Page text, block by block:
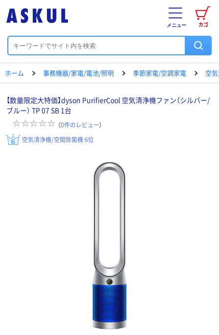
カゴ
メニュー
ホーム 事務機器/家電/電池/照明 季節家電/空調家電 空
【数量限定大特価】dyson PurifierCool 空気清浄機ファン（シルバー/
ブルー） TP 07 SB 1台
（0件のレビュー）
空気清浄機/空間除菌機 6位